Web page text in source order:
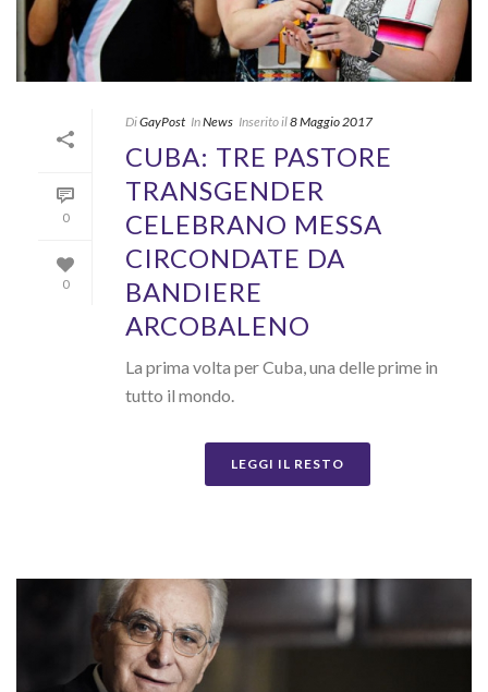
0
0
DiGayPost InNews Inserito il8 Maggio 2017
CUBA: TRE PASTORE
TRANSGENDER
CELEBRANO MESSA
CIRCONDATE DA
BANDIERE
ARCOBALENO
La prima volta per Cuba, una delle prime in
tutto il mondo.
LEGGI IL RESTO